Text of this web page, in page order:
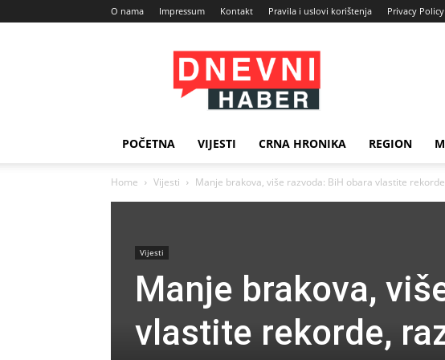
O nama Impressum Kontakt Pravila i uslovi korištenja Privacy Policy
Dnevni
Haber
POČETNA VIJESTI CRNA HRONIKA REGION
Home Vijesti Manje brakova, više razvoda: BiH obara vlastite
Vijesti
Manje brakova,
vlastite rekorde,